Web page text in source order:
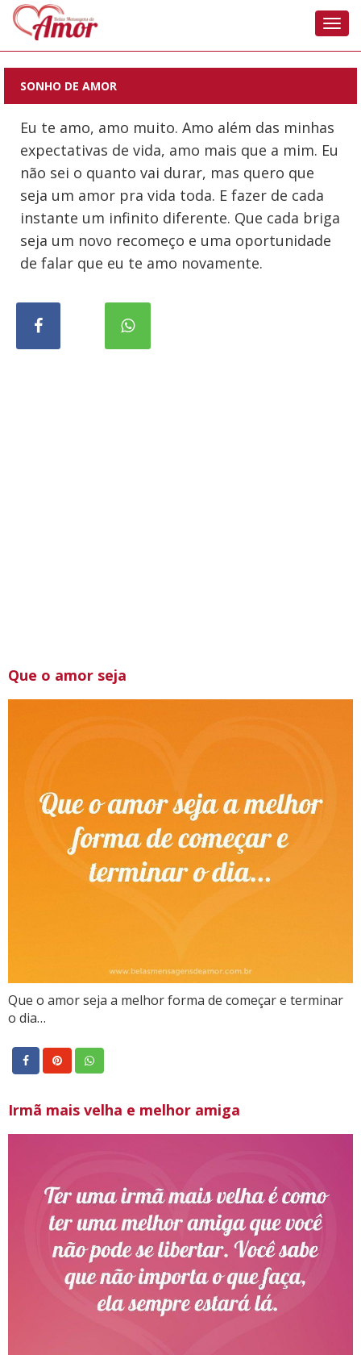
SONHO DE AMOR
Eu te amo, amo muito. Amo além das minhas
expectativas de vida, amo mais que a mim. Eu
não sei o quanto vai durar, mas quero que
seja um amor pra vida toda. E fazer de cada
instante um infinito diferente. Que cada briga
seja um novo recomeço e uma oportunidade
de falar que eu te amo novamente.
Que o amor seja
Que o amor seja a melhor forma de começar e terminar
o dia…
Irmã mais velha e melhor amiga